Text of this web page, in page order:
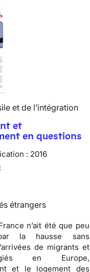
et de l’intégration
et
en questions
: 2016
étrangers
n’ait été que peu
la hausse sans
de migrants et
en Europe,
et le logement des